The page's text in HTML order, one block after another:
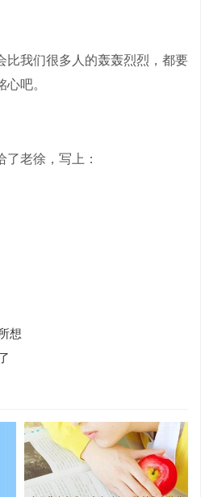
比我们很多人的轰轰烈烈，都要
吧。
老徐，写上：
想